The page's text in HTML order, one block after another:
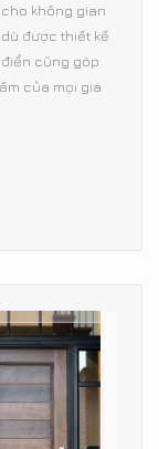
không gian
được thiết kế
cũng góp
của mọi gia